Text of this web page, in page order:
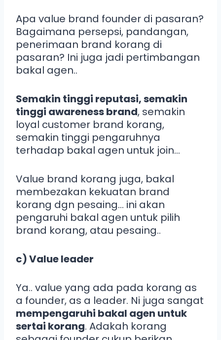
Apa value brand founder di pasaran?
Bagaimana persepsi, pandangan,
penerimaan brand korang di
pasaran? Ini juga jadi pertimbangan
bakal agen..
Semakin tinggi reputasi, semakin
tinggi awareness brand, semakin
loyal customer brand korang,
semakin tinggi pengaruhnya
terhadap bakal agen untuk join…
Value brand korang juga, bakal
membezakan kekuatan brand
korang dgn pesaing… ini akan
pengaruhi bakal agen untuk pilih
brand korang, atau pesaing..
c) Value leader
Ya.. value yang ada pada korang as
a founder, as a leader. Ni juga sangat
mempengaruhi bakal agen untuk
sertai korang. Adakah korang